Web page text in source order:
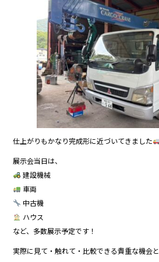
仕上がりもかなり完成形に近づいてきました
展示会当日は、
建設機械
車両
中古機
ハウス
など、多数展示予定です！
実際に見て・触れて・比較できる貴重な機会